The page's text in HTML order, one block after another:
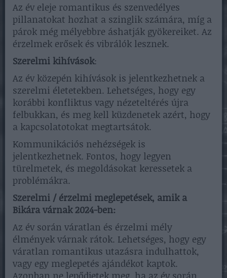
Az év eleje romantikus és szenvedélyes
pillanatokat hozhat a szinglik számára, míg a
párok még mélyebbre áshatják gyökereiket. Az
érzelmek erősek és vibrálók lesznek.
Szerelmi kihívások:
Az év közepén kihívások is jelentkezhetnek a
szerelmi életetekben. Lehetséges, hogy egy
korábbi konfliktus vagy nézeteltérés újra
felbukkan, és meg kell küzdenetek azért, hogy
a kapcsolatotokat megtartsátok.
Kommunikációs nehézségek is
jelentkezhetnek. Fontos, hogy legyen
türelmetek, és megoldásokat keressetek a
problémákra.
Szerelmi / érzelmi meglepetések, amik a
Bikára várnak 2024-ben:
Az év során váratlan és érzelmi mély
élmények várnak rátok. Lehetséges, hogy egy
váratlan romantikus utazásra indulhattok,
vagy egy meglepetés ajándékot kaptok.